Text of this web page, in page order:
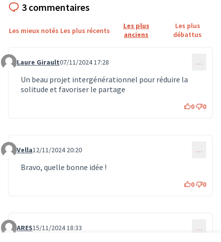
3 commentaires
Les mieux notés Les plus récents
Les plus
anciens
Les plus
débattus
Commentaire 1070
Laure Girault07/11/2024 17:28 …
Un beau projet intergénérationnel pour réduire la
solitude et favoriser le partage
0 0
Commentaire 1148
Vella12/11/2024 20:20 …
Bravo, quelle bonne idée !
0 0
Commentaire 1203
ARES15/11/2024 18:33 …